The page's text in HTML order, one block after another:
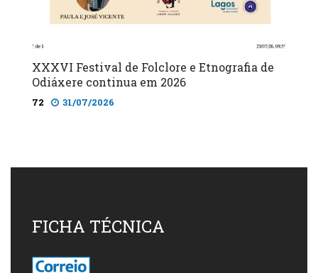
XXXVI Festival de Folclore e Etnografia de
Odiáxere continua em 2026
72 31/07/2026
FICHA TÉCNICA